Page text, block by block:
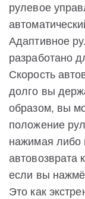
рулевое
Адаптивное
разработано
Скорость
долго вы
образом, вы
положение
нажимая либо
автовозврата
если вы
Это как